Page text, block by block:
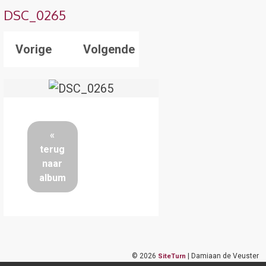
DSC_0265
Vorige Volgende
«
terug
naar
album
© 2026 SiteTurn | Damiaan de Veuster